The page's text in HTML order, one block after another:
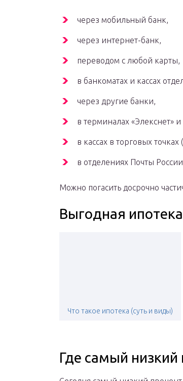
через мобильный банк,
через интернет-банк,
переводом с любой карты,
в банкоматах и кассах
через другие банки,
в терминалах «Элекснет»
в кассах в торговых
в отделениях Почты
Можно погасить досрочно
Выгодная
Что такое ипотека (суть и виды)
Где самый низкий